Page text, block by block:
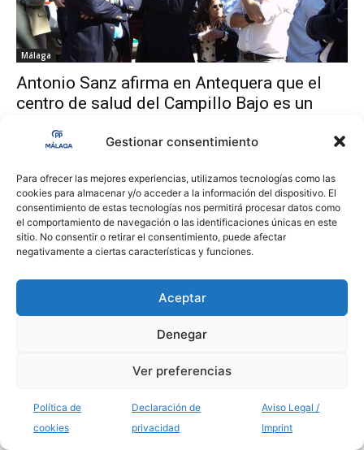
Gestionar consentimiento
Para ofrecer las mejores experiencias, utilizamos tecnologías como las
cookies para almacenar y/o acceder a la información del dispositivo. El
consentimiento de estas tecnologías nos permitirá procesar datos como
el comportamiento de navegación o las identificaciones únicas en este
sitio. No consentir o retirar el consentimiento, puede afectar
negativamente a ciertas características y funciones.
Aceptar
Denegar
Ver preferencias
Política de
cookies
Declaración de
privacidad
Aviso Legal /
Imprint
Málaga
Antonio Sanz afirma en Antequera que el
centro de salud del Campillo Bajo es un
Montero
© 2026 Populares Málaga · Avda. Andalucía, 26 · Tlf: 952 062 615